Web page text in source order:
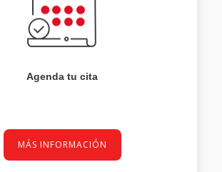
Agenda tu cita
MÁS INFORMACIÓN